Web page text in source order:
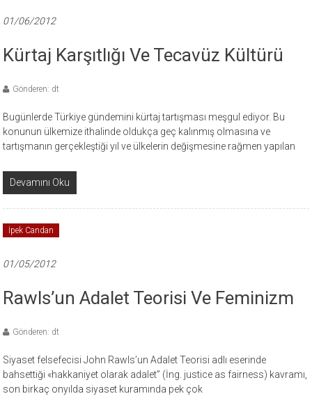
01/06/2012
Kürtaj Karşıtlığı Ve Tecavüz Kültürü
Gönderen: dt
Bugünlerde Türkiye gündemini kürtaj tartışması meşgul ediyor. Bu
konunun ülkemize ithalinde oldukça geç kalınmış olmasına ve
tartışmanın gerçekleştiği yıl ve ülkelerin değişmesine rağmen yapılan
Devamını Oku
İpek Candan
01/05/2012
Rawls’un Adalet Teorisi Ve Feminizm
Gönderen: dt
Siyaset felsefecisi John Rawls’un Adalet Teorisi adlı eserinde
bahsettiği «hakkaniyet olarak adalet” (İng. justice as fairness) kavramı,
son birkaç onyılda siyaset kuramında pek çok